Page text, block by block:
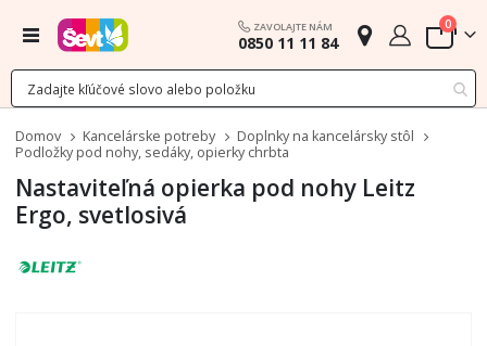
Menu ZAVOLAJTE NÁM
0850 11 11 84 Cart
0
Domov Kancelárske potreby
Doplnky na kancelársky stôl
Podložky pod nohy, sedáky, opierky chrbta
Nastaviteľná opierka pod nohy Leitz
Ergo, svetlosivá